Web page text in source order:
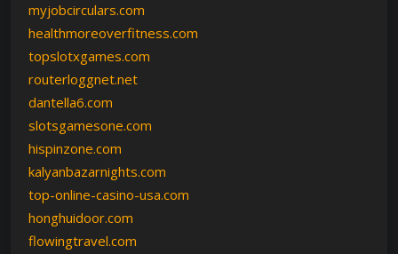
myjobcirculars.com
healthmoreoverfitness.com
topslotxgames.com
routerloggnet.net
dantella6.com
slotsgamesone.com
hispinzone.com
kalyanbazarnights.com
top-online-casino-usa.com
honghuidoor.com
flowingtravel.com